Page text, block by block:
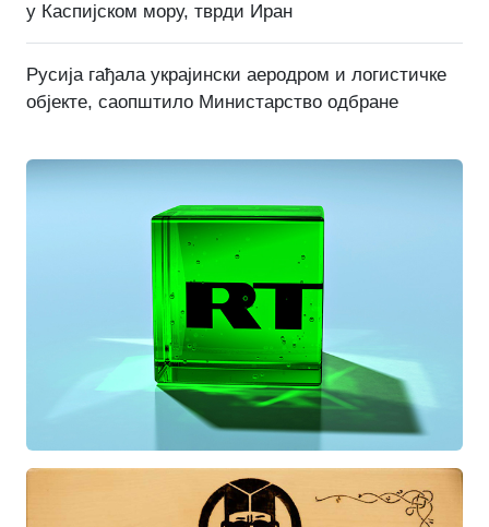
у Каспијском мору, тврди Иран
Русија гађала украјински аеродром и логистичке
објекте, саопштило Министарство одбране